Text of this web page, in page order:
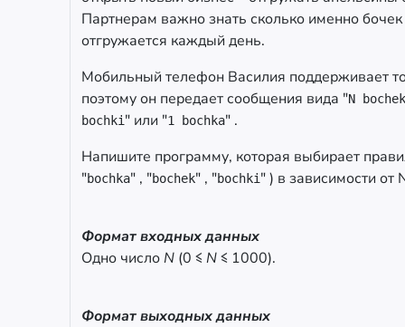
Партнерам важно знать сколько именно
отгружается каждый день.
Мобильный телефон Василия поддерживает
поэтому он передает сообщения вида "N bochek
bochki " или "1 bochka" .
Напишите программу, которая выбирает
"bochka" , "bochek" , "bochki " ) в зависимости от
Формат входных данных
Одно числоN (0 ≤ N≤ 1000).
Формат выходных данных